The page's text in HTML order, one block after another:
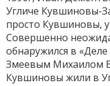
Угличе Кувшиновы-
просто Кувшиновы,
Совершенно
обнаружился в
Змеевым Михаилом
Кувшиновы жили в